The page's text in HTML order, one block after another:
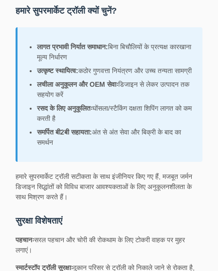
हमारे सुपरमार्केट ट्रॉली क्यों चुनें?
लागत प्रभावी निर्यात समाधान:बिना बिचौलियों के प्रत्यक्ष कारखाना
मूल्य निर्धारण
उत्कृष्ट स्थायित्व:कठोर गुणवत्ता नियंत्रण और उच्च तन्यता सामग्री
लचीला अनुकूलन और OEM सेवाःडिजाइन से लेकर उत्पादन तक
सहयोग करें
रसद के लिए अनुकूलितःघोंसला/स्टैकिंग दक्षता शिपिंग लागत को कम
करती है
समर्पित बी2बी सहायता:अंत से अंत सेवा और बिक्री के बाद का
समर्थन
हमारे सुपरमार्केट ट्रॉली सटीकता के साथ इंजीनियर किए गए हैं, मजबूत जर्मन
डिजाइन सिद्धांतों को विविध बाजार आवश्यकताओं के लिए अनुकूलनशीलता के
साथ मिश्रण करते हैं।
सुरक्षा विशेषताएं
पहचानःसरल पहचान और चोरी की रोकथाम के लिए टोकरी वाहक पर मुहर
लगाएं।
स्मार्टस्टॉप ट्रॉली सुरक्षाःदुकान परिसर से ट्रॉली को निकाले जाने से रोकता है,